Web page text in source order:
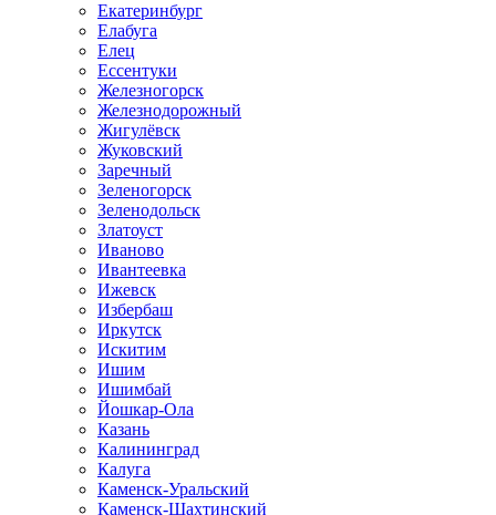
Екатеринбург
Елабуга
Елец
Ессентуки
Железногорск
Железнодорожный
Жигулёвск
Жуковский
Заречный
Зеленогорск
Зеленодольск
Златоуст
Иваново
Ивантеевка
Ижевск
Избербаш
Иркутск
Искитим
Ишим
Ишимбай
Йошкар-Ола
Казань
Калининград
Калуга
Каменск-Уральский
Каменск-Шахтинский